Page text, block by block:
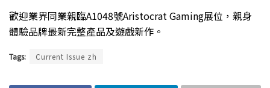
歡迎業界同業親臨A1048號Aristocrat Gaming展位，親身
體驗品牌最新完整產品及遊戲新作。
Tags: Current Issue zh